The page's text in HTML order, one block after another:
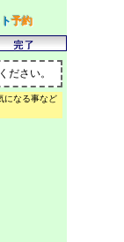
予約
ださい。
になる事など